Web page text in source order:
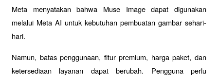
Meta menyatakan bahwa Muse Image dapat digunakan
melalui Meta AI untuk kebutuhan pembuatan gambar sehari-
hari.
Namun, batas penggunaan, fitur premium, harga paket, dan
ketersediaan layanan dapat berubah. Pengguna perlu